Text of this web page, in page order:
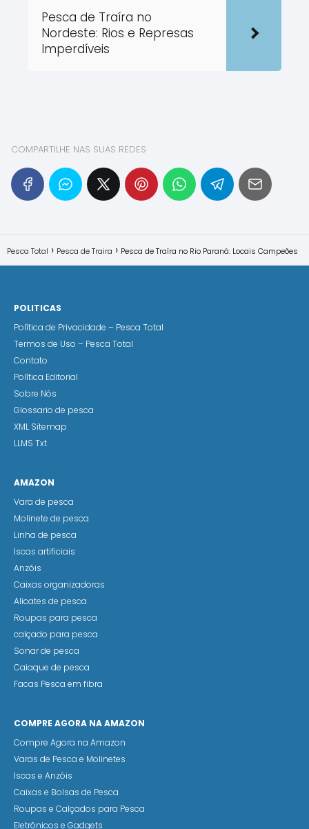
Pesca de Traíra no
Nordeste: Rios e Represas
Imperdíveis
COMPARTILHE NAS SUAS REDES
Pesca Total Pesca de Traira Pesca de Traíra no Rio Paraná: Locais Campeões
POLITICAS
Política de Privacidade – Pesca Total
Termos de Uso – Pesca Total
Contato
Política Editorial
Sobre Nós
Glossario de pesca
XML Sitemap
LLMS Txt
AMAZON
Vara de pesca
Molinete de pesca
Linha de pesca
Iscas artificiais
Anzóis
Caixas organizadoras
Alicates de pesca
Roupas para pesca
calçado para pesca
Sonar de pesca
Caiaque de pesca
Facas Pesca em fibra
COMPRE AGORA NA AMAZON
Compre Agora na Amazon
Varas de Pesca e Molinetes
Iscas e Anzóis
Caixas e Bolsas de Pesca
Roupas e Calçados para Pesca
Eletrônicos e Gadgets